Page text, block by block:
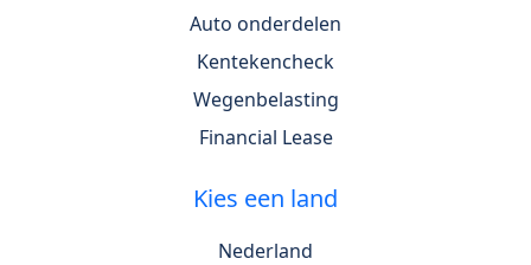
Auto onderdelen
Kentekencheck
Wegenbelasting
Financial Lease
Kies een land
Nederland